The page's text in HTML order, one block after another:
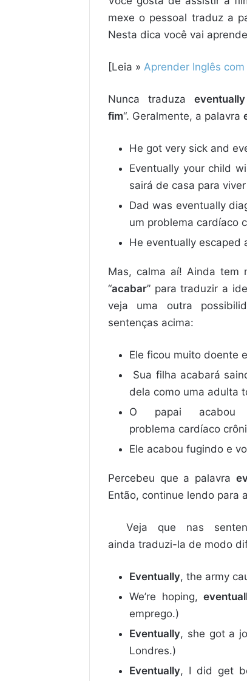
mexe o pessoal traduz a
Nesta dica você vai
[Leia » Aprender Inglês com
Nunca traduza eventually
fim“. Geralmente, a palavra
He got very sick and
Eventually your child
sairá de casa para
Dad was eventually
um problema cardíaco
He eventually escaped
Mas, calma aí! Ainda tem
“acabar” para traduzir a
veja uma outra
sentenças acima:
Ele ficou muito doente
Sua filha acabará
dela como uma adulta
O papai acabou
problema cardíaco
Ele acabou fugindo e
Percebeu que a palavra
Então, continue lendo para
Veja que nas
ainda traduzi-la de modo
Eventually, the army
We’re hoping,
emprego.)
Eventually, she got a
Londres.)
Eventually, I did get